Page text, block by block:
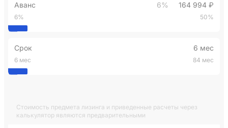
Аванс 6% 164 994 ₽
6% 50%
Срок 6 мес
6 мес 84 мес
Стоимость предмета лизинга и приведенные расчеты через
калькулятор являются предварительными